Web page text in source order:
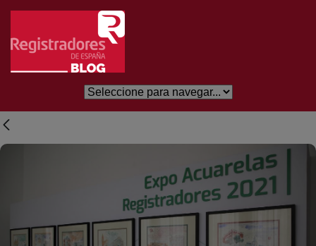
Salta al contingut principal